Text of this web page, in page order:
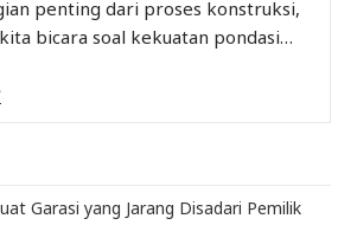
penting dari proses konstruksi,
bicara soal kekuatan pondasi…
Garasi yang Jarang Disadari Pemilik